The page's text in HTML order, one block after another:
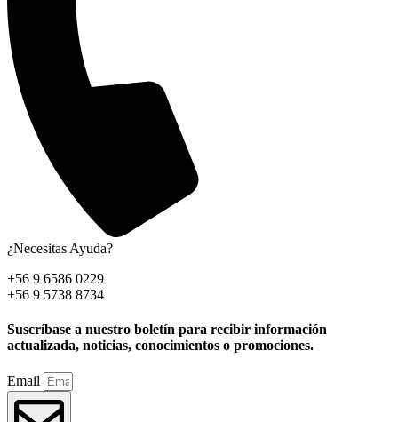
¿Necesitas Ayuda?
+56 9 6586 0229
+56 9 5738 8734
Suscríbase a nuestro boletín para recibir información
actualizada, noticias, conocimientos o promociones.
Email